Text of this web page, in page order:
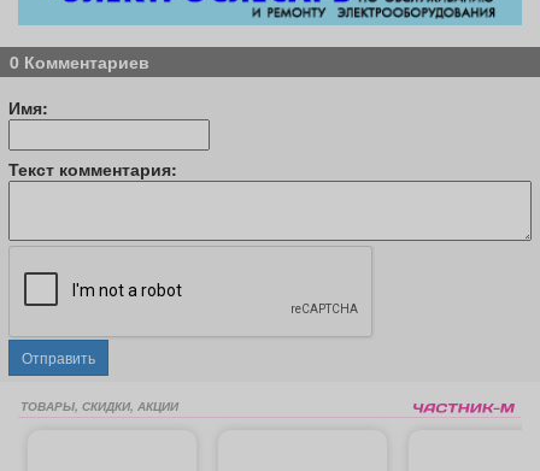
0 Комментариев
Имя:
Текст комментария:
Отправить
ТОВАРЫ, СКИДКИ, АКЦИИ